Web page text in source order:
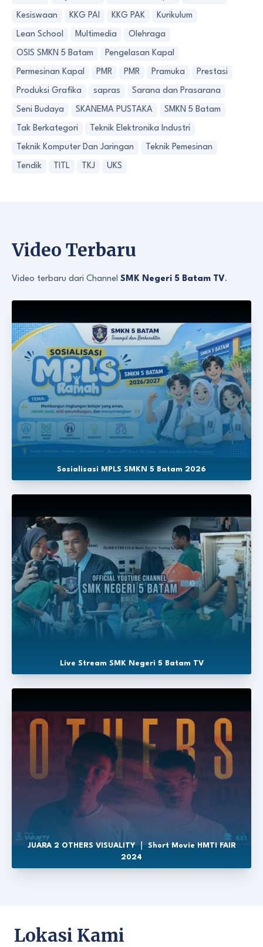
Kesiswaan KKG PAI KKG PAK Kurikulum
Lean School Multimedia Olehraga
OSIS SMKN 5 Batam Pengelasan Kapal
Permesinan Kapal PMR PMR Pramuka Prestasi
Produksi Grafika sapras Sarana dan Prasarana
Seni Budaya SKANEMA PUSTAKA SMKN 5 Batam
Tak Berkategori Teknik Elektronika Industri
Teknik Komputer Dan Jaringan Teknik Pemesinan
Tendik TITL TKJ UKS
Video Terbaru
Video terbaru dari Channel SMK Negeri 5 Batam TV.
Sosialisasi MPLS SMKN 5 Batam 2026
Live Stream SMK Negeri 5 Batam TV
JUARA 2 OTHERS VISUALITY ｜ Short Movie HMTI FAIR
2024
Lokasi Kami